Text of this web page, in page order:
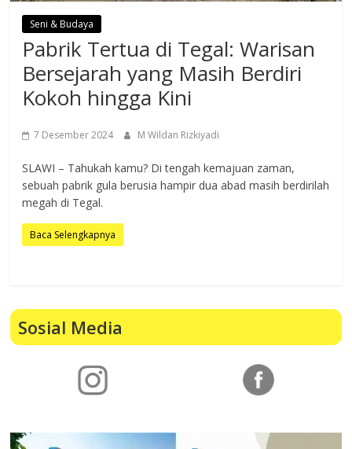
Seni & Budaya
Pabrik Tertua di Tegal: Warisan
Bersejarah yang Masih Berdiri
Kokoh hingga Kini
7 Desember 2024 M Wildan Rizkiyadi
SLAWI – Tahukah kamu? Di tengah kemajuan zaman,
sebuah pabrik gula berusia hampir dua abad masih berdirilah
megah di Tegal.
Baca Selengkapnya
Sosial Media